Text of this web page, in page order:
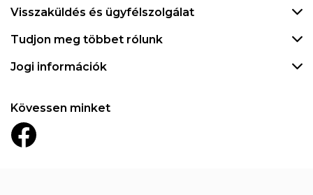
Visszaküldés és ügyfélszolgálat
Tudjon meg többet rólunk
Jogi információk
Kövessen minket